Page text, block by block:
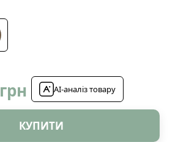
грн AI-аналіз товару
КУПИТИ